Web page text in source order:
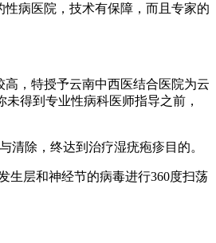
病医院，技术有保障，而且专家的
，特授予云南中西医结合医院为云
得到专业性病科医师指导之前，
清除，终达到治疗湿疣疱疹目的。
生层和神经节的病毒进行360度扫荡